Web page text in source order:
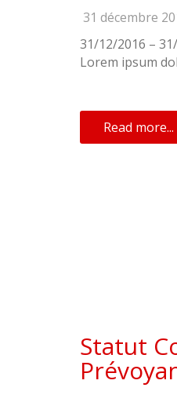
31 décembre
31/12/2016 –
Lorem ipsum
Read more...
Statut